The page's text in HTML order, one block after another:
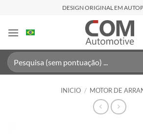
contenido
DESIGN ORIGINAL EM
Buscar
por:
INICIO / MOTOR DE